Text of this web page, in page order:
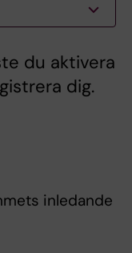
du aktivera
dig.
inledande